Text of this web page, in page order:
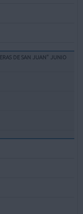
DE SAN JUAN" JUNIO